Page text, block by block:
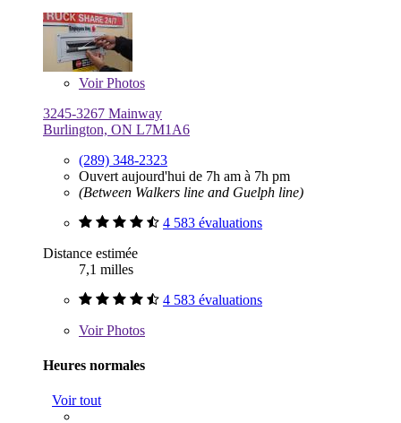
VoirPhotos
3245-3267 Mainway
Burlington, ON L7M1A6
(289) 348-2323
Ouvert aujourd'hui de 7h am à 7h pm
(Between Walkers line and Guelph line)
4 583 évaluations
Distance estimée
7,1 milles
4 583 évaluations
VoirPhotos
Heures normales
Voir tout